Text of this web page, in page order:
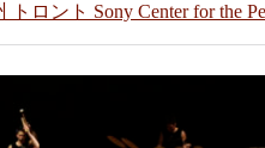
ロント Sony Center for the